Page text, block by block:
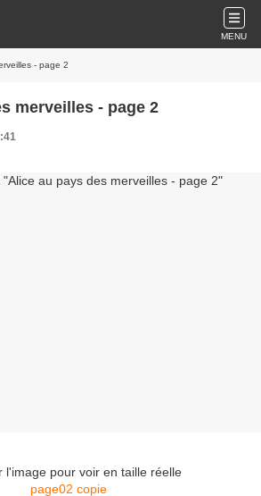
MENU
- page 2
merveilles - page 2
l'image pour voir en taille réelle